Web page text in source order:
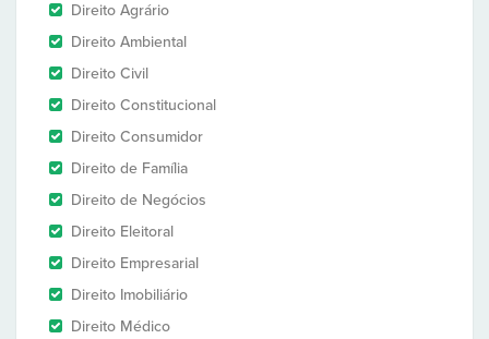
Direito Agrário
Direito Ambiental
Direito Civil
Direito Constitucional
Direito Consumidor
Direito de Família
Direito de Negócios
Direito Eleitoral
Direito Empresarial
Direito Imobiliário
Direito Médico